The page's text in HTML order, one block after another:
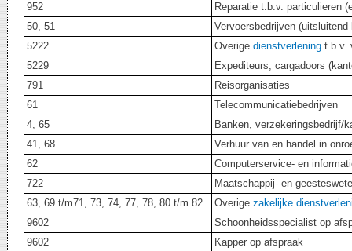
952
Reparatie t.b.v. particulieren
50, 51
Vervoersbedrijven
5222
Overige dienstverlening t.b.v.
5229
Expediteurs, cargadoors
791
Reisorganisaties
61
Telecommunicatiebedrijven
4, 65
Banken, verzekeringsbedrijf/
41, 68
Verhuur van en handel in
62
Computerservice- en
722
Maatschappij- en
63, 69 t/m71, 73, 74, 77, 78, 80 t/m 82
Overige zakelijke
9602
Schoonheidsspecialist op
9602
Kapper op afspraak